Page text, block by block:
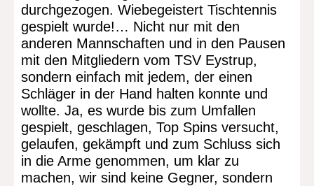
durchgezogen. Wiebegeistert Tischtennis
gespielt wurde!… Nicht nur mit den
anderen Mannschaften und in den Pausen
mit den Mitgliedern vom TSV Eystrup,
sondern einfach mit jedem, der einen
Schläger in der Hand halten konnte und
wollte. Ja, es wurde bis zum Umfallen
gespielt, geschlagen, Top Spins versucht,
gelaufen, gekämpft und zum Schluss sich
in die Arme genommen, um klar zu
machen, wir sind keine Gegner, sondern